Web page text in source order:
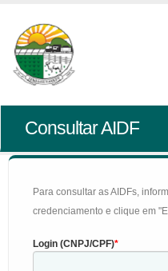
Consultar AIDF
Para consultar as AIDFs,
credenciamento e clique em
Login (CNPJ/CPF)